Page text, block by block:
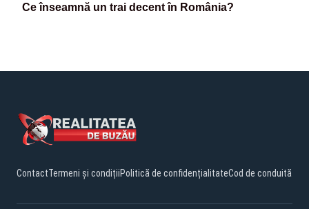
Ce înseamnă un trai decent în România?
ContactTermeni și condițiiPolitică de confidențialitateCod de conduită